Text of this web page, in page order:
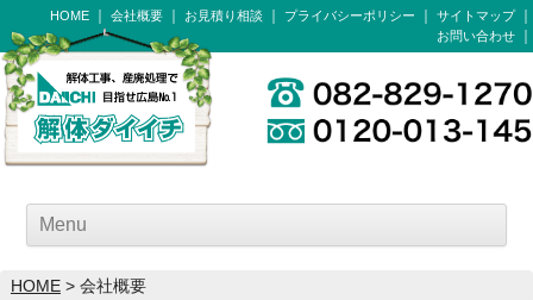
HOME 会社概要 お見積り相談 プライバシーポリシー
サイトマップ
お問い合わせ
Menu
HOME> 会社概要